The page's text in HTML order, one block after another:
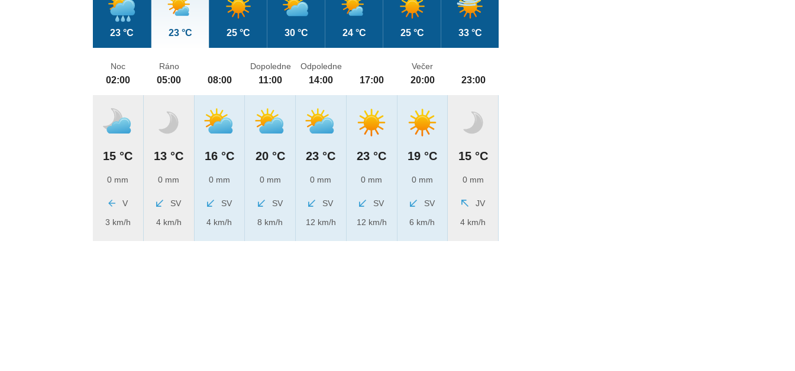
23 °C 23 °C 25 °C 30 °C 24 °C 25 °C 33 °C
Noc
02:00
15 °C
0 mm
V
3 km/h
Ráno
05:00
13 °C
0 mm
SV
4 km/h
08:00
16 °C
0 mm
SV
4 km/h
Dopoledne
11:00
20 °C
0 mm
SV
8 km/h
Odpoledne
14:00
23 °C
0 mm
SV
12 km/h
17:00
23 °C
0 mm
SV
12 km/h
Večer
20:00
19 °C
0 mm
SV
6 km/h
23:00
15 °C
0 mm
JV
4 km/h